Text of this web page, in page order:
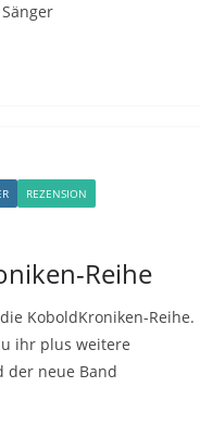
REZENSION
Reihe
KoboldKroniken-Reihe.
ihr plus weitere
der neue Band